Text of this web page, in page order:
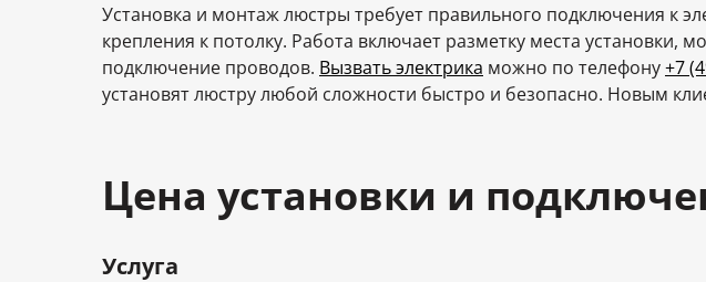
Установка и монтаж люстры требует правильного подключения к
крепления к потолку. Работа включает разметку места установки,
подключение проводов. Вызвать электрика можно по телефону+7
установят люстру любой сложности быстро и безопасно. Новым
Цена установки и
Услуга